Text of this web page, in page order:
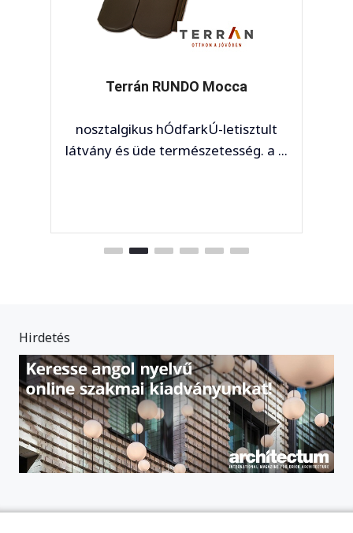
Terrán RUNDO Mocca
hÓdfarkÚ-letisztult
és üde természetesség. a ...
Hirdetés